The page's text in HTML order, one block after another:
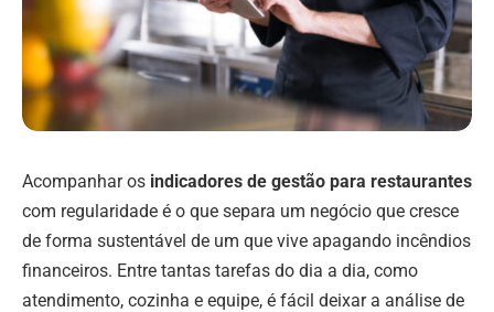
Acompanhar os indicadores de gestão para restaurantes
com regularidade é o que separa um negócio que cresce
de forma sustentável de um que vive apagando incêndios
financeiros. Entre tantas tarefas do dia a dia, como
atendimento, cozinha e equipe, é fácil deixar a análise de